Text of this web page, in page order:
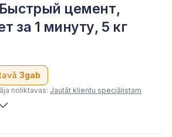
цемент,
за 1 минуту, 5 кг
3gab
noliktavas: Jautāt klientu speciālistam